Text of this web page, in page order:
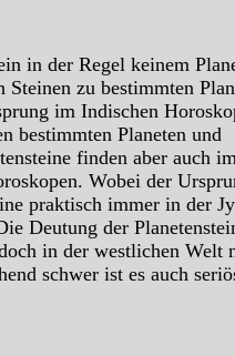
in der Regel keinem
zu bestimmten
im Indischen
bestimmten Planeten und
finden aber auch
Wobei der
praktisch immer in der
Deutung der
in der westlichen Welt
schwer ist es auch